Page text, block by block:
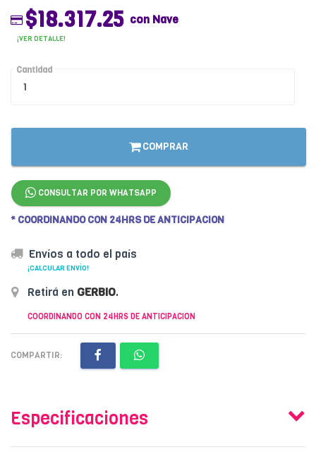
$18.317.25 con Nave
¡VER DETALLE!
Cantidad
COMPRAR
CONSULTAR POR WHATSAPP
* COORDINANDO CON 24HRS DE ANTICIPACION
Envíos a todo el país
¡CALCULAR ENVÍO!
Retirá en GERBIO.
COORDINANDO CON 24HRS DE ANTICIPACION
COMPARTIR:
Especificaciones